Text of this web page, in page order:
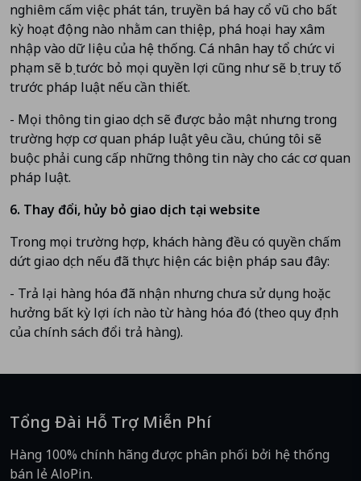
nghiêm cấm việc phát tán, truyền bá hay cổ vũ cho bất
kỳ hoạt động nào nhằm can thiệp, phá hoại hay xâm
nhập vào dữ liệu của hệ thống. Cá nhân hay tổ chức vi
phạm sẽ bị tước bỏ mọi quyền lợi cũng như sẽ bị truy tố
trước pháp luật nếu cần thiết.
- Mọi thông tin giao dịch sẽ được bảo mật nhưng trong
trường hợp cơ quan pháp luật yêu cầu, chúng tôi sẽ
buộc phải cung cấp những thông tin này cho các cơ quan
pháp luật.
6. Thay đổi, hủy bỏ giao dịch tại website
Trong mọi trường hợp, khách hàng đều có quyền chấm
dứt giao dịch nếu đã thực hiện các biện pháp sau đây:
- Trả lại hàng hóa đã nhận nhưng chưa sử dụng hoặc
hưởng bất kỳ lợi ích nào từ hàng hóa đó (theo quy định
của chính sách đổi trả hàng).
Tổng Đài Hỗ Trợ Miễn Phí
Hàng 100% chính hãng được phân phối bởi hệ thống
bán lẻ AloPin.